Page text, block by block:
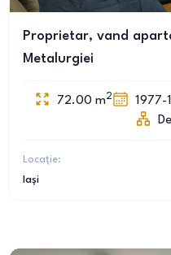
Proprietar, vand
Metalurgiei
72.00 m2 1977-
Locație:
Iași